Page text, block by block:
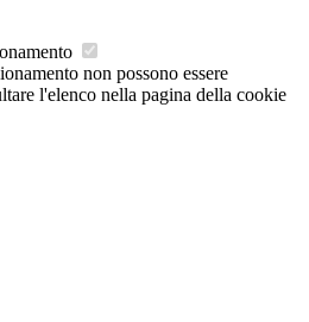
non possono essere
l'elenco nella pagina della cookie